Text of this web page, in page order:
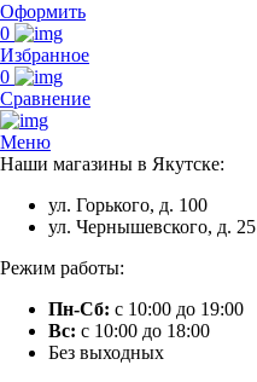
Оформить
0
Избранное
0
Сравнение
Меню
Наши магазины в Якутске:
ул. Горького, д. 100
ул. Чернышевского, д. 25
Режим работы:
Пн-Сб: с 10:00 до 19:00
Вс: с 10:00 до 18:00
Без выходных